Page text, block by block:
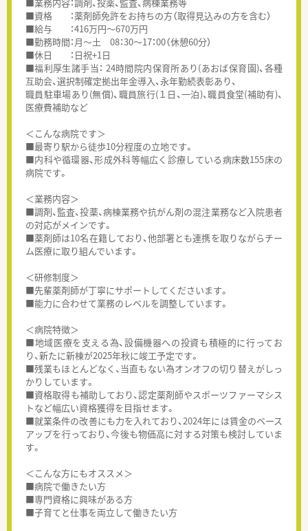
■資格 ：薬剤師免許をお持ちの方（取得見込みの方を含む）
■給与 ：416万円～670万円
■勤務時間：月～土 08：30～17：00（休憩60分）
■休日 ：日祝+1日
■福利厚生諸手当： 24時間院内保育所あり(あおば保育園)、各種
互助会、選択制確定拠出年金導入、永年勤続表彰あり、
職員駐車場あり(無償)、職員旅行(１日、一泊)、職員食堂(補助有)、
医療費補助など
＜こんな病院です＞
■最寄り駅から徒歩10分程度の立地です。
■内科や循環器、形成外科等幅広く診療している病床数155床の
病院です。
＜業務内容＞
■調剤、監査、投薬、病棟業務や抗がん剤の混注業務など入院患者
の対応がメインです。
■薬剤師は10名在籍しており、他部署とも連携を取りながらチー
ム医療に取り組んでいます。
＜研修制度＞
■先輩薬剤師が丁寧にサポートしてくださいます。
■能力に合わせて業務のレベルを調整しています。
＜病院特徴＞
■地域医療を支える為、設備機器への投資も積極的に行ってお
り、新たに新棟が2025年秋に竣工予定です。
■残業もほとんどなく、当直もない為オンオフの切り替えがしっ
かりしています。
■資格取得も補助しており、認定薬剤師やスポーツファーマシス
トなど幅広い資格獲得を目指せます。
■就業条件の改善にも力を入れており、2024年には賃金のベース
アップを行っており、今後も物価高に対する対策も検討していま
す。
＜こんな方にもオススメ＞
■病院で働きたい方
■専門資格に興味がある方
■子育てと仕事を両立して働きたい方